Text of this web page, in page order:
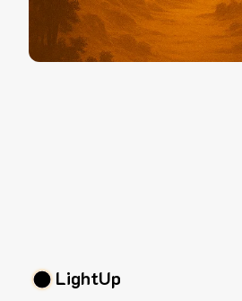
LightUp